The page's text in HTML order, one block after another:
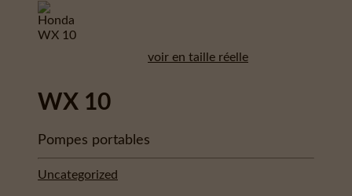
voir en taille réelle
WX 10
Pompes portables
Uncategorized